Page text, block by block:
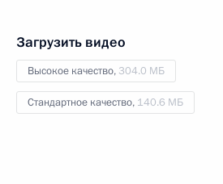
Загрузить видео
Высокое качество, 304.0 МБ
Стандартное качество, 140.6 МБ